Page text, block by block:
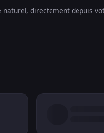
directement depuis